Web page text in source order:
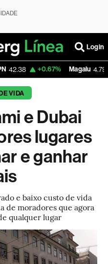
Login
+0.67% Magalu 4.79 -2.64%
VIDA
e Dubai
lugares
e ganhar
e baixo custo de vida
de moradores que agora
qualquer lugar